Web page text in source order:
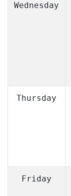
Wednesday
Thursday
Friday